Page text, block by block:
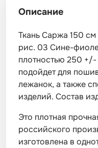
Описание
Ткань Саржа 150
рис. 03 Сине-
плотностью 250 +/-
подойдет для
лежанок, а также
изделий. Состав
Это плотная
российского
изготовлена в